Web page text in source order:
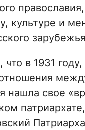
культуре и
в 1931
нашла свое